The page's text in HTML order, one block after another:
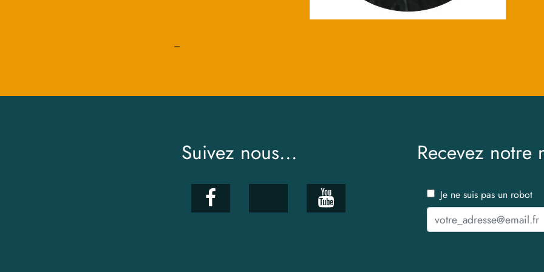
Suivez nous... Recevez notre
Je ne suis pas un robot